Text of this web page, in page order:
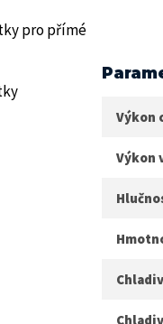
pro přímé
Výkon
Výkon